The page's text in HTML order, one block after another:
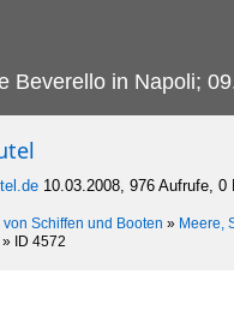
Beverello in Napoli;
10.03.2008, 976 Aufrufe, 0
Schiffen und Booten » Meere,
» ID 4572